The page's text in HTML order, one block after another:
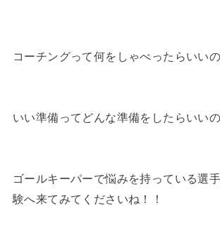
コーチングって何をしゃべったらいいの
いい準備ってどんな準備をしたらいいの
ゴールキーパーで悩みを持っている選
験へ来てみてくださいね！！